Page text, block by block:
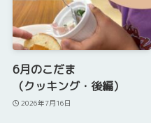
6月のこだま
（クッキング・後編）
2026年7月16日